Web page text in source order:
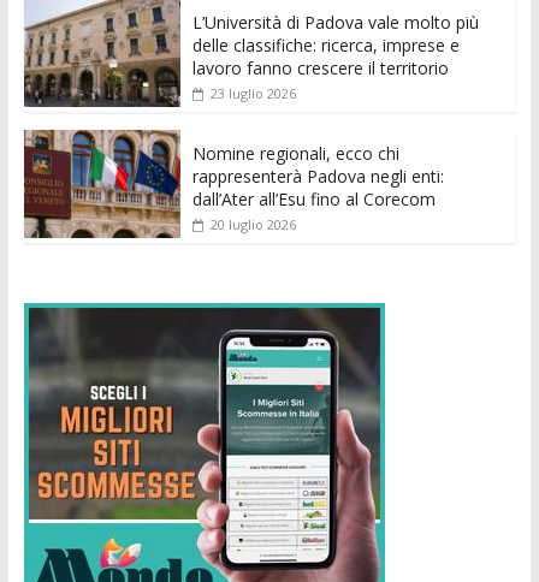
k p er
L’Università di Padova vale molto più
delle classifiche: ricerca, imprese e
lavoro fanno crescere il territorio
23 luglio 2026
Nomine regionali, ecco chi
rappresenterà Padova negli enti:
dall’Ater all’Esu fino al Corecom
20 luglio 2026